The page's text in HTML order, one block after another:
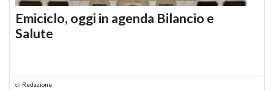
Emiciclo, oggi in agenda Bilancio e
Salute
di Redazione